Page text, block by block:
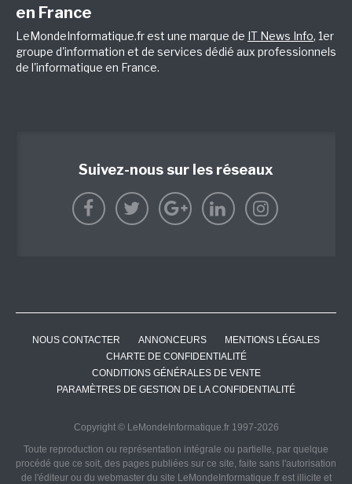
en France
LeMondeInformatique.fr est une marque de IT News Info, 1er
groupe d'information et de services dédié aux professionnels
de l'informatique en France.
Suivez-nous sur les réseaux
NOUS CONTACTER ANNONCEURS
MENTIONS LÉGALES
CHARTE DE CONFIDENTIALITÉ
CONDITIONS GÉNÉRALES DE VENTE
PARAMÈTRES DE GESTION DE LA CONFIDENTIALITÉ
Copyright © LeMondeInformatique.fr 1997-2026
Toute reproduction ou représentation intégrale ou partielle, par quelque
procédé que ce soit, des pages publiées sur ce site, faite sans l'autorisation
de l'éditeur ou du webmaster du site LeMondeInformatique.fr est illicite et